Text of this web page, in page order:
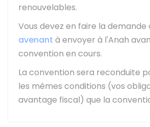
renouvelables.
Vous devez en faire la demande
avenant à envoyer à l'Anah
convention en cours.
La convention sera reconduite
les mêmes conditions (vos
avantage fiscal) que la